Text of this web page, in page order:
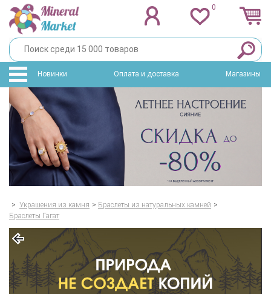
0
Новинки Оплата и доставка Магазины
> Украшения из камня > Браслеты из натуральных камней >
Браслеты Гагат